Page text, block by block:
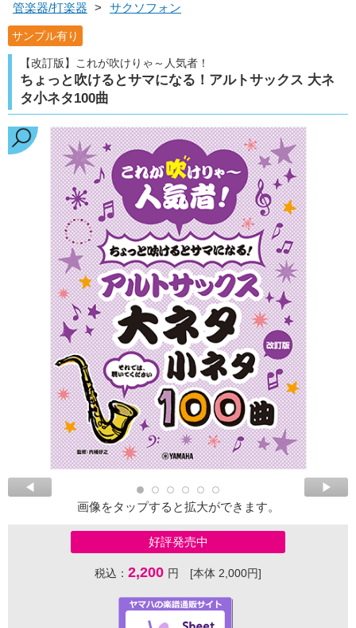
管楽器/打楽器 > サクソフォン
サンプル有り
【改訂版】これが吹けりゃ～人気者！
ちょっと吹けるとサマになる！アルトサックス 大ネ
タ小ネタ100曲
画像をタップすると拡大ができます。
好評発売中
税込： 2,200 円 [本体 2,000円]